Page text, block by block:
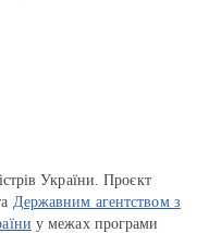
України. Проєкт
Державним агентством з
у межах програми